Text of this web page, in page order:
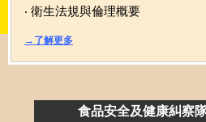
‧ 衛生法規與倫理概要
→了解更多
食品安全及健康糾察